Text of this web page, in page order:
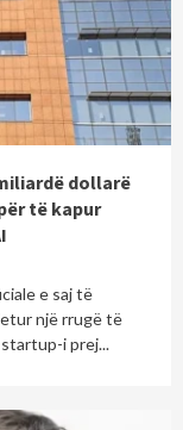
dollarë
të kapur
e saj të
një rrugë të
i prej...